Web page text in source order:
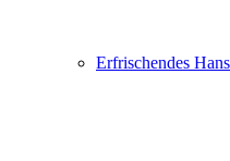
Erfrischendes